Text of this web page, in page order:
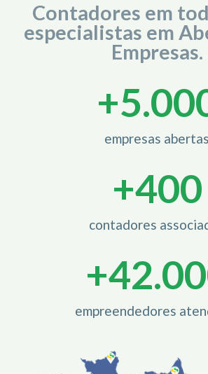
Contadores em
especialistas em
Empresas.
empresas abertas
+
contadores
+400
empreendedores
+